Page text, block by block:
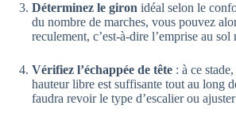
Déterminez le giron idéal selon le
du nombre de marches, vous pouvez
reculement, c’est-à-dire l’emprise au sol
Vérifiez l’échappée de tête : à ce
hauteur libre est suffisante tout au long
faudra revoir le type d’escalier ou